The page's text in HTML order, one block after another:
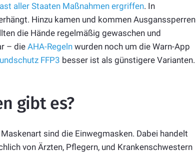
aller Staaten Maßnahmen ergriffen. In
Hinzu kamen und kommen Ausganssperren
die Hände regelmäßig gewaschen und
– die AHA-Regeln wurden noch um die Warn-App
FFP3 besser ist als günstigere Varianten.
gibt es?
sind die Einwegmasken. Dabei handelt
von Ärzten, Pflegern, und Krankenschwestern